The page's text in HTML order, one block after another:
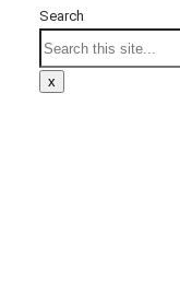
Search
Search
x